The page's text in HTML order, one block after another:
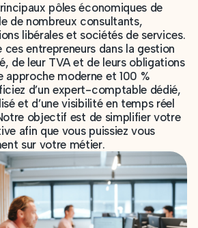
pôles économiques de
de nombreux consultants,
libérales et sociétés de services.
ces entrepreneurs dans la gestion
de leur TVA et de leurs obligations
approche moderne et 100 %
d’un expert-comptable dédié,
et d’une visibilité en temps réel
objectif est de simplifier votre
afin que vous puissiez vous
sur votre métier.